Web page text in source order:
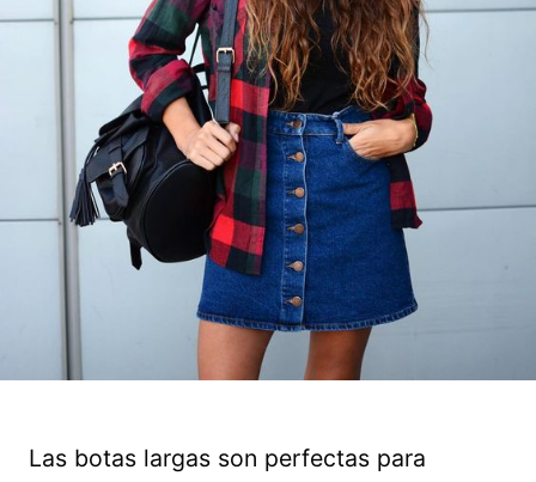
Las botas largas son perfectas para